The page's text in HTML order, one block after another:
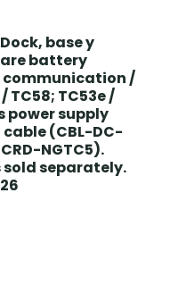
Dock, base y
battery
communication /
TC53e /
power supply
cable (CBL-DC-
NGTC5).
separately.